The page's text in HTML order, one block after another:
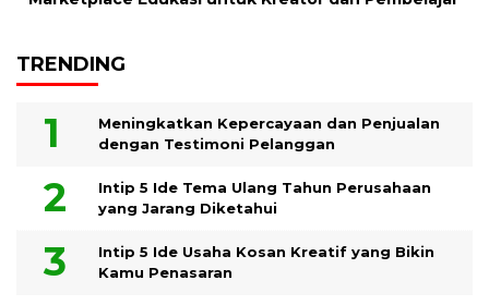
TRENDING
Meningkatkan Kepercayaan dan Penjualan
dengan Testimoni Pelanggan
Intip 5 Ide Tema Ulang Tahun Perusahaan
yang Jarang Diketahui
Intip 5 Ide Usaha Kosan Kreatif yang Bikin
Kamu Penasaran